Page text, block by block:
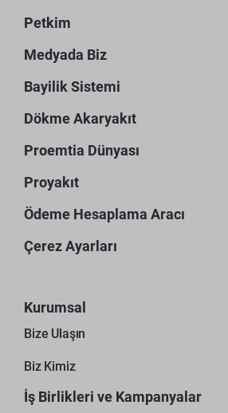
Petkim
Medyada Biz
Bayilik Sistemi
Dökme Akaryakıt
Proemtia Dünyası
Proyakıt
Ödeme Hesaplama Aracı
Çerez Ayarları
Kurumsal
Bize Ulaşın
Biz Kimiz
İş Birlikleri ve Kampanyalar